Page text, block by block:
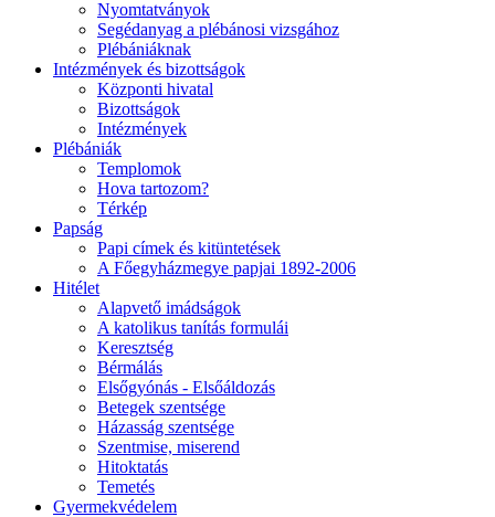
Nyomtatványok
Segédanyag a plébánosi vizsgához
Plébániáknak
Intézmények és bizottságok
Központi hivatal
Bizottságok
Intézmények
Plébániák
Templomok
Hova tartozom?
Térkép
Papság
Papi címek és kitüntetések
A Főegyházmegye papjai 1892-2006
Hitélet
Alapvető imádságok
A katolikus tanítás formulái
Keresztség
Bérmálás
Elsőgyónás - Elsőáldozás
Betegek szentsége
Házasság szentsége
Szentmise, miserend
Hitoktatás
Temetés
Gyermekvédelem